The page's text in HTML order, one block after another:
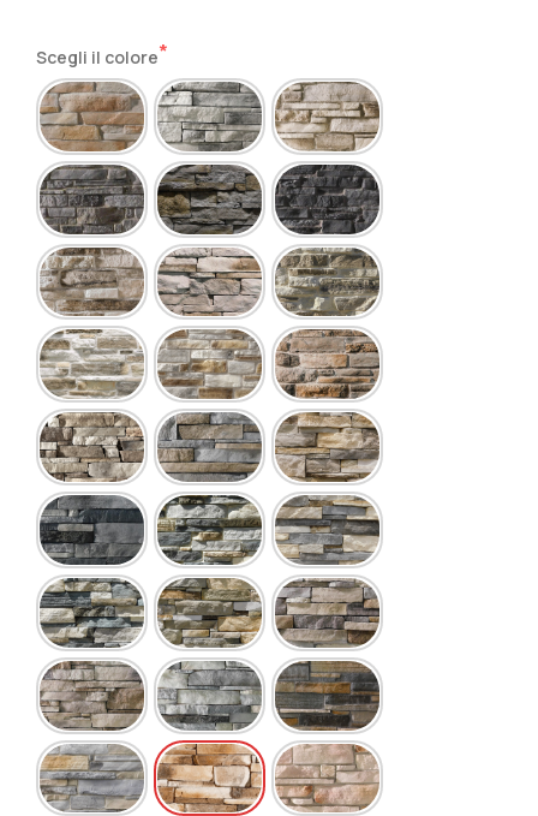
Scegli il colore